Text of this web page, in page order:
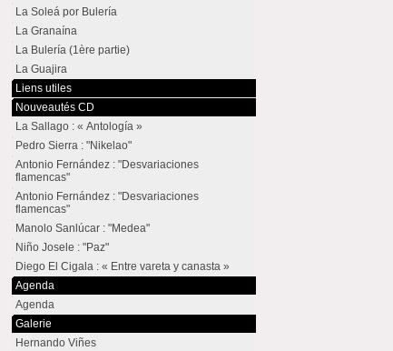
La Soleá por Bulería
La Granaína
La Bulería (1ère partie)
La Guajira
Liens utiles
Nouveautés CD
La Sallago : « Antología »
Pedro Sierra : "Nikelao"
Antonio Fernández : "Desvariaciones
flamencas"
Antonio Fernández : "Desvariaciones
flamencas"
Manolo Sanlúcar : "Medea"
Niño Josele : "Paz"
Diego El Cigala : « Entre vareta y canasta »
Agenda
Agenda
Galerie
Hernando Viñes